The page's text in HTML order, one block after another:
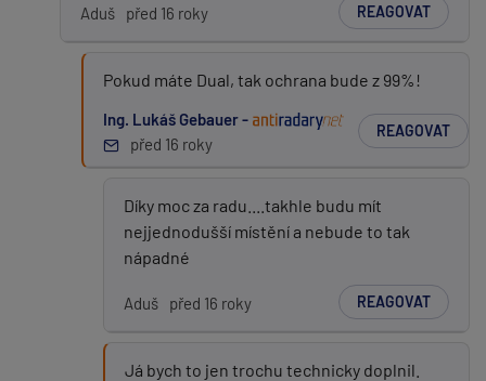
Aduš před 16 roky REAGOVAT
Pokud máte Dual, tak ochrana bude z 99%!
Ing. Lukáš Gebauer -
před 16 roky
REAGOVAT
Díky moc za radu....takhle budu mít
nejjednodušší místění a nebude to tak
nápadné
Aduš před 16 roky REAGOVAT
Já bych to jen trochu technicky doplnil.